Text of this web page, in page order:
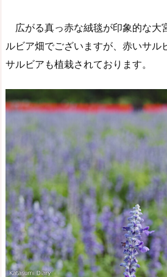
広がる真っ赤な絨毯が印象的な大
ルビア畑でございますが、赤いサル
サルビアも植栽されております。